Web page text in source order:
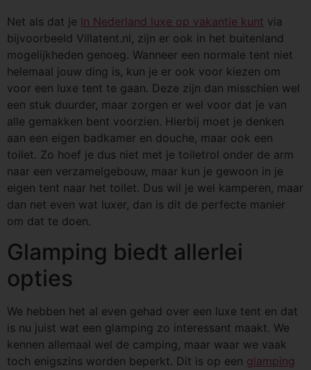
Net als dat je In Nederland luxe op vakantie kunt via
bijvoorbeeld Villatent.nl, zijn er ook in het buitenland
mogelijkheden genoeg. Wanneer een normale tent niet
helemaal jouw ding is, kun je er ook voor kiezen om
voor een luxe tent te gaan. Deze zijn dan misschien wel
een stuk duurder, maar zorgen er wel voor dat je van
alle gemakken bent voorzien. Hierbij moet je denken
aan een eigen badkamer en douche, maar ook een
toilet. Zo hoef je dus niet met je toiletrol onder de arm
naar een verzamelgebouw, maar kun je gewoon in je
eigen tent naar het toilet. Dus wil je wel kamperen, maar
dan net even wat luxer, dan is dit de perfecte manier
om dat te doen.
Glamping biedt allerlei
opties
We hebben het al even gehad over een luxe tent en dat
is nu juist wat een glamping zo interessant maakt. We
kennen allemaal wel de camping, maar waar we vaak
toch enigszins worden beperkt. Dit is op een glamping